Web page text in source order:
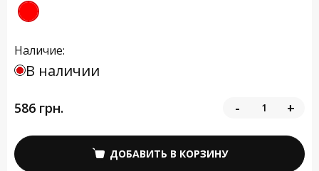
Наличие:
В наличии
586 грн. - +
ДОБАВИТЬ В КОРЗИНУ